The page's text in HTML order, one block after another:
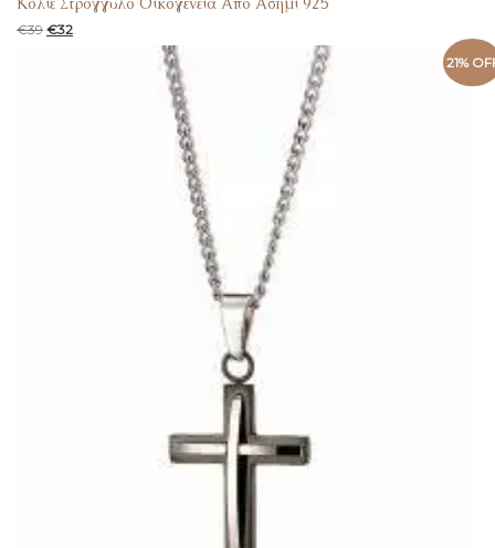
€39 €32
21%